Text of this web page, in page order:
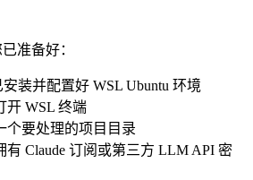
准备好：
安装并配置好 WSL Ubuntu 环境
开 WSL 终端
个要处理的项目目录
有 Claude 订阅或第三方 LLM API 密